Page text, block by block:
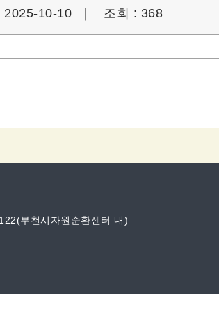
2025-10-10 ｜ 조회 : 368
부천시자원순환센터 내)